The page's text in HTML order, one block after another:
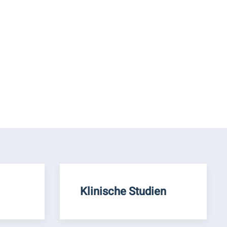
Klinische Studien